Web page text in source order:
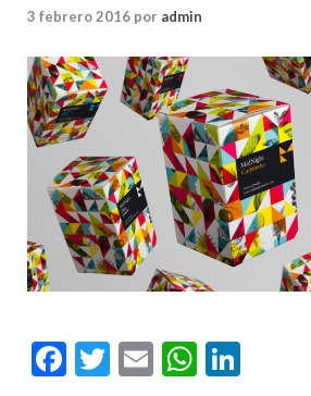
3 febrero 2016 por admin
F
T
E
W